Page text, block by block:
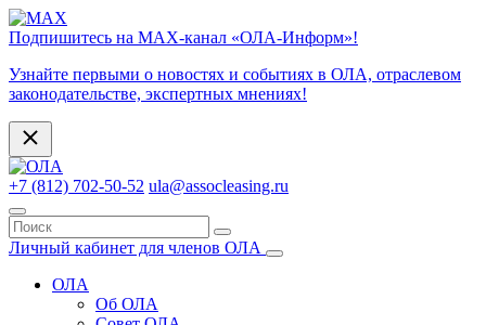
Подпишитесь на МАХ-канал «ОЛА-Информ»!
Узнайте первыми о новостях и событиях в ОЛА, отраслевом
законодательстве, экспертных мнениях!
+7 (812) 702-50-52 ula@assocleasing.ru
Личный кабинет для членов ОЛА
ОЛА
Об ОЛА